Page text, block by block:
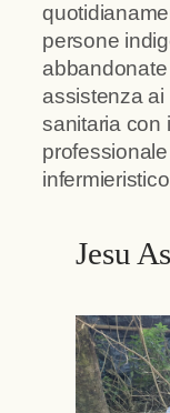
persone
assistenza
sanitaria con
Jesu